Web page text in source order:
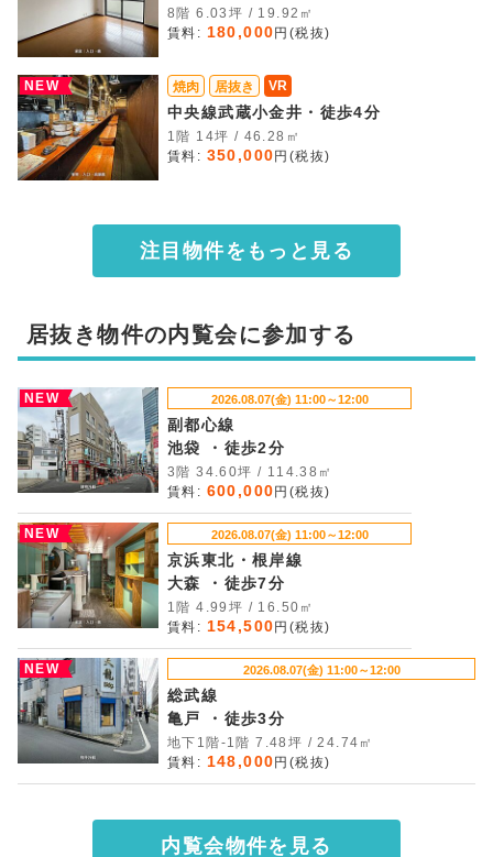
8階 6.03坪 / 19.92㎡
賃料: 180,000 円(税抜)
NEW 焼肉 居抜き VR
中央線武蔵小金井・徒歩4分
1階 14坪 / 46.28㎡
賃料: 350,000 円(税抜)
注目物件をもっと見る
居抜き物件の内覧会に参加する
NEW 2026.08.07(金) 11:00～12:00
副都心線
池袋 ・徒歩2分
3階 34.60坪 / 114.38㎡
賃料: 600,000 円(税抜)
NEW 2026.08.07(金) 11:00～12:00
京浜東北・根岸線
大森 ・徒歩7分
1階 4.99坪 / 16.50㎡
賃料: 154,500 円(税抜)
NEW 2026.08.07(金) 11:00～12:00
総武線
亀戸 ・徒歩3分
地下1階-1階 7.48坪 / 24.74㎡
賃料: 148,000 円(税抜)
内覧会物件を見る